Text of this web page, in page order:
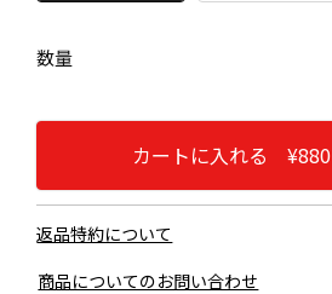
数量
カートに入れる ¥880
返品特約について
商品についてのお問い合わせ